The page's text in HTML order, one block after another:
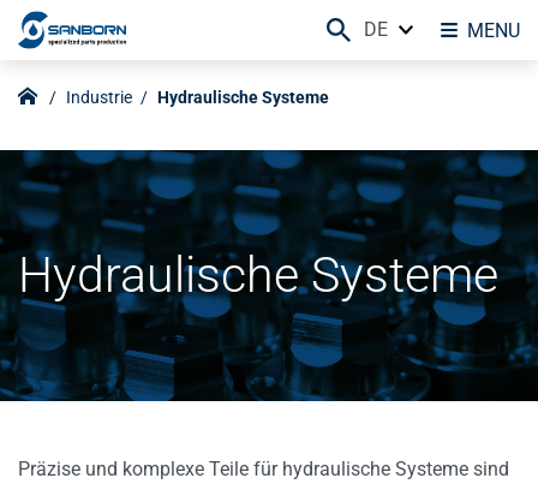
Industrie Hydraulische Systeme
Hydraulische Systeme
Präzise und komplexe Teile für hydraulische Systeme sind
MENU
DE